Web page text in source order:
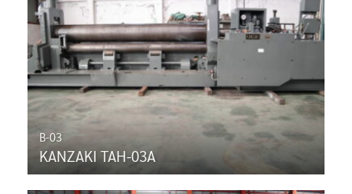
B-03
KANZAKI TAH-03A